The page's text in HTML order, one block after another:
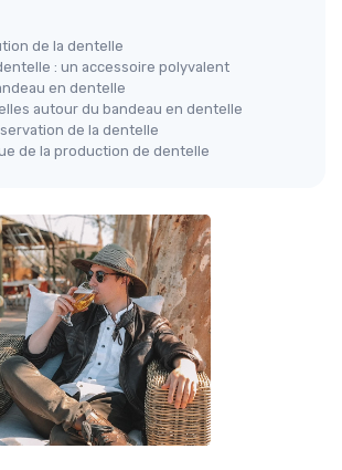
de la dentelle
: un accessoire polyvalent
en dentelle
autour du bandeau en dentelle
de la dentelle
de la production de dentelle